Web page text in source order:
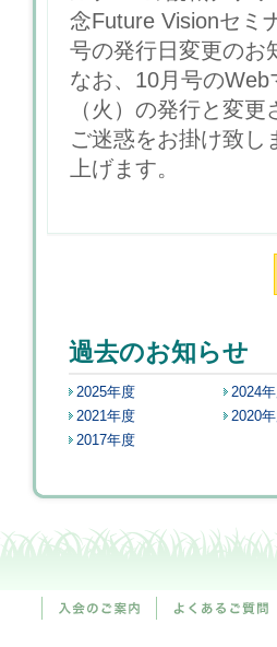
念Future Visionセミ
号の発行日変更のお
なお、10月号の
（火）の発行と変
ご迷惑をお掛け致し
上げます。
過去のお知らせ
2025年度 2024
2021年度
2020
2017年度